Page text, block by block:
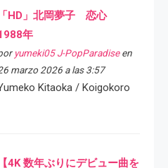
「HD」北岡夢子 恋心
年
yumeki05 J-PopParadiseen
marzo 2026 a las 3:57
Kitaoka / Koigokoro
【4K 数年ぶりにデビュー曲を